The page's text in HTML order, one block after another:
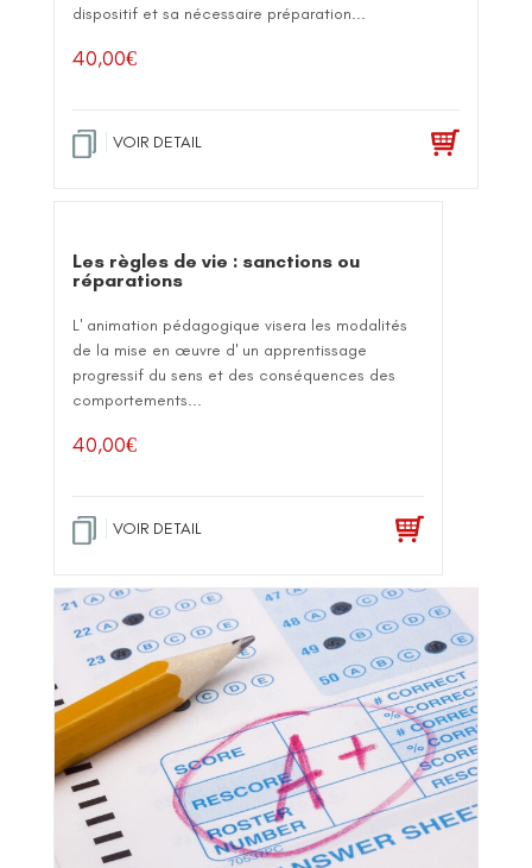
dispositif et sa nécessaire préparation...
40,00€
VOIR DETAIL
Les règles de vie : sanctions ou
réparations
L' animation pédagogique visera les modalités
de la mise en œuvre d' un apprentissage
progressif du sens et des conséquences des
comportements...
40,00€
VOIR DETAIL